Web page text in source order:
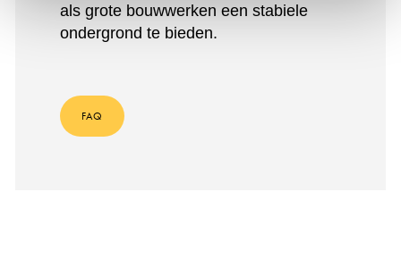
als grote bouwwerken een stabiele
ondergrond te bieden.
FAQ